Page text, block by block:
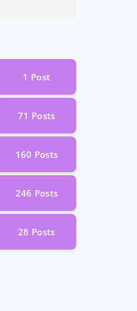
1 Post
71 Posts
160 Posts
246 Posts
28 Posts